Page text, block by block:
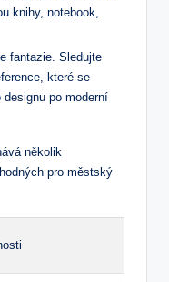
knihy, notebook,
fantazie. Sledujte
které se
po moderní
několik
pro městský